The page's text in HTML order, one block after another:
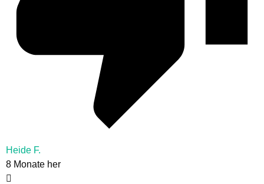
Heide F.
8 Monate her